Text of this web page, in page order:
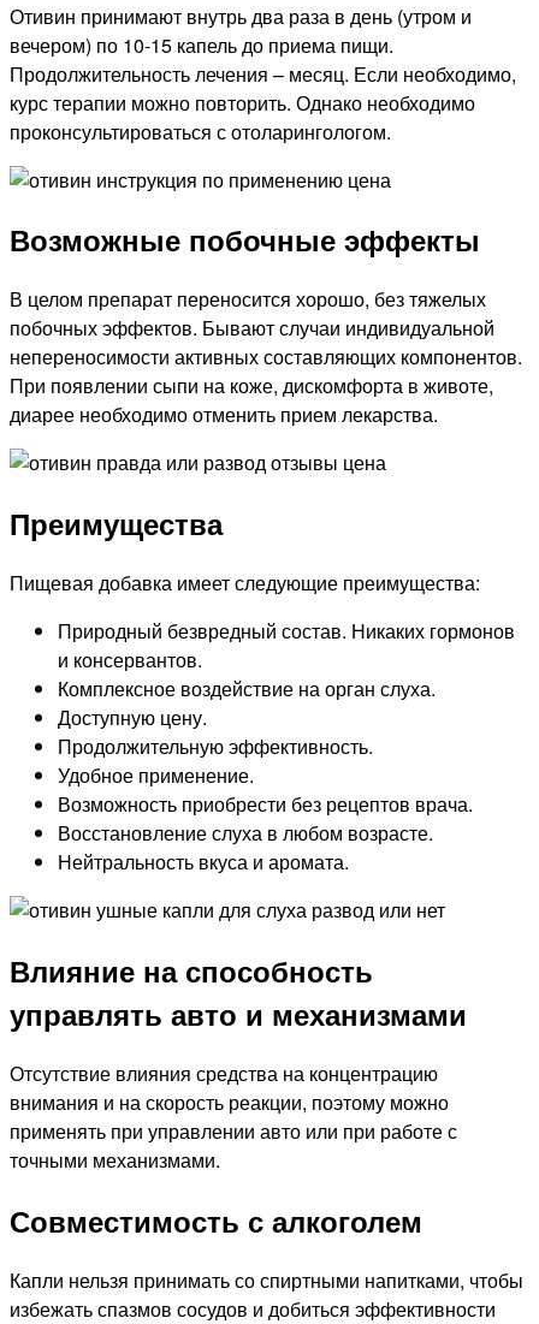
Отивин принимают внутрь два раза в день (утром и
вечером) по 10-15 капель до приема пищи.
Продолжительность лечения – месяц. Если необходимо,
курс терапии можно повторить. Однако необходимо
проконсультироваться с отоларингологом.
Возможные побочные эффекты
В целом препарат переносится хорошо, без тяжелых
побочных эффектов. Бывают случаи индивидуальной
непереносимости активных составляющих компонентов.
При появлении сыпи на коже, дискомфорта в животе,
диарее необходимо отменить прием лекарства.
Преимущества
Пищевая добавка имеет следующие преимущества:
Природный безвредный состав. Никаких гормонов
и консервантов.
Комплексное воздействие на орган слуха.
Доступную цену.
Продолжительную эффективность.
Удобное применение.
Возможность приобрести без рецептов врача.
Восстановление слуха в любом возрасте.
Нейтральность вкуса и аромата.
Влияние на способность
управлять авто и механизмами
Отсутствие влияния средства на концентрацию
внимания и на скорость реакции, поэтому можно
применять при управлении авто или при работе с
точными механизмами.
Совместимость с алкоголем
Капли нельзя принимать со спиртными напитками, чтобы
избежать спазмов сосудов и добиться эффективности